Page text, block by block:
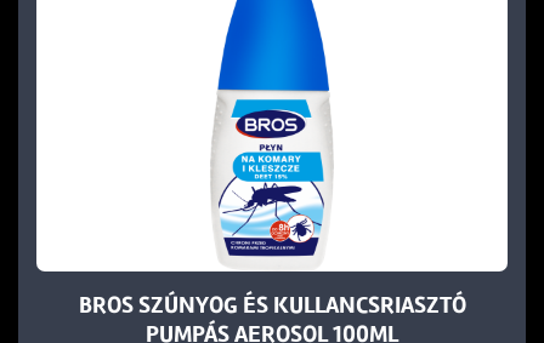
BROS SZÚNYOG ÉS KULLANCSRIASZTÓ
PUMPÁS AEROSOL 100ML